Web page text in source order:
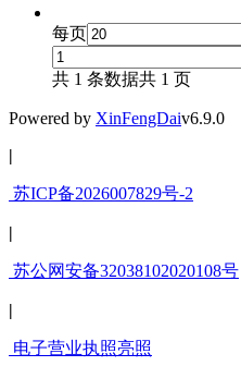
每页
共 1 条数据共 1 页
Powered by XinFengDaiv6.9.0
|
苏ICP备2026007829号-2
|
苏公网安备32038102020108号
|
电子营业执照亮照